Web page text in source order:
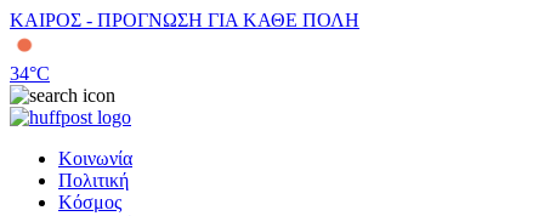
ΚΑΙΡΟΣ - ΠΡΟΓΝΩΣΗ ΓΙΑ ΚΑΘΕ ΠΟΛΗ
34°C
Κοινωνία
Πολιτική
Κόσμος